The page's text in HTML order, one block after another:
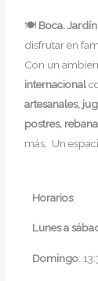
🍽️ Boca.
disfrutar en
Con un
internacional
artesanales,
postres,
más. Un
Horarios:
Lunes a
Domingo: